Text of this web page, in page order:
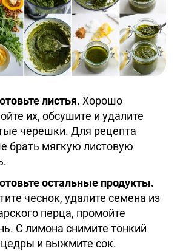
листья. Хорошо
их, обсушите и удалите
черешки. Для рецепта
брать мягкую листовую
остальные продукты.
чеснок, удалите семена из
перца, промойте
С лимона снимите тонкий
цедры и выжмите сок.